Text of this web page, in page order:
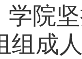
学院
组成